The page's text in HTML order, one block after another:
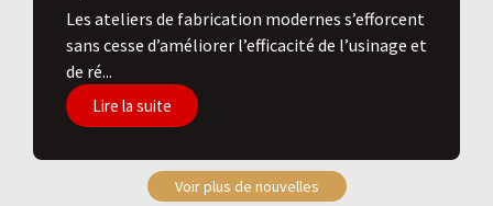
Les ateliers de fabrication modernes s’efforcent
sans cesse d’améliorer l’efficacité de l’usinage et
de ré...
Lire la suite
Voir plus de nouvelles